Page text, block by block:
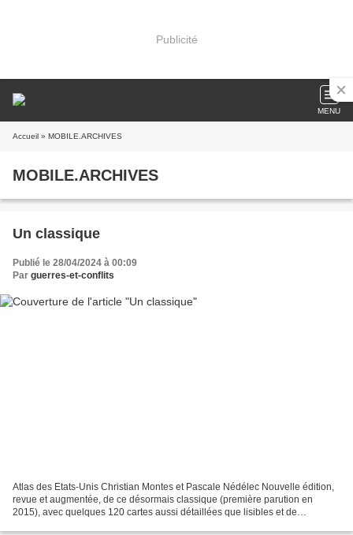
Publicité
MENU
Accueil » MOBILE.ARCHIVES
MOBILE.ARCHIVES
Un classique
Publié le 28/04/2024 à 00:09
Par guerres-et-conflits
Atlas des Etats-Unis Christian Montes et Pascale Nédélec Nouvelle édition,
revue et augmentée, de ce désormais classique (première parution en
2015), avec quelques 120 cartes aussi détaillées que lisibles et de